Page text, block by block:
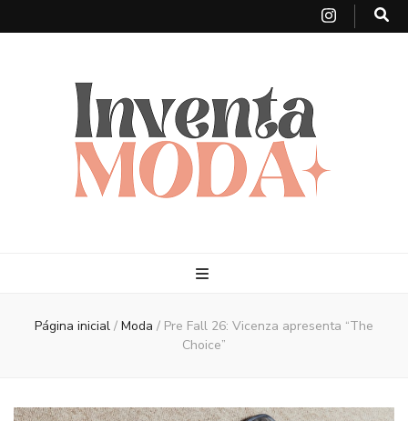
Página inicial / Moda / Pre Fall 26: Vicenza apresenta “The
Choice”